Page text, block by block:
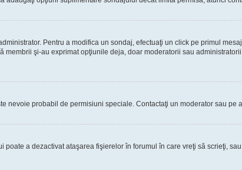
Pentru a modifica un sondaj, efectuaţi un click pe primul
şi-au exprimat opţiunile deja, doar moderatorii sau
probabil de permisiuni speciale. Contactaţi un moderator sau pe
a dezactivat ataşarea fişierelor în forumul în care vreţi să scrieţi,